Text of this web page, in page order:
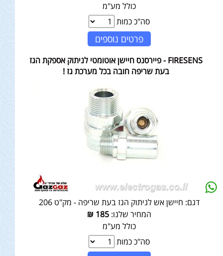
כולל מע"מ
סה"כ כמות
פרטים נוספים
FIRESENS - פיירסנס חיישן אוטומטי לניתוק אספקת הגז
בעת שריפה חובה בכל מערכת גז !
דגם: חיישן אש לניתוק הגז בעת שריפה - מק"ט 206
המחיר שלנו:185
₪
כולל מע"מ
סה"כ כמות